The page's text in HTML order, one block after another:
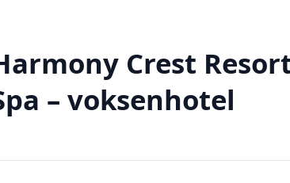
Crest
– voksenhotel